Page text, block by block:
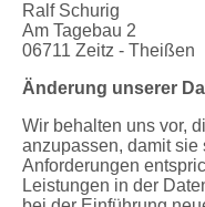
Ralf Schurig
Am Tagebau 2
06711 Zeitz - Theißen
Änderung unserer
Wir behalten uns vor,
anzupassen, damit sie
Anforderungen
Leistungen in der